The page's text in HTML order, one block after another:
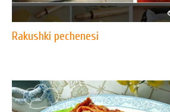
Rakushki pechenesi